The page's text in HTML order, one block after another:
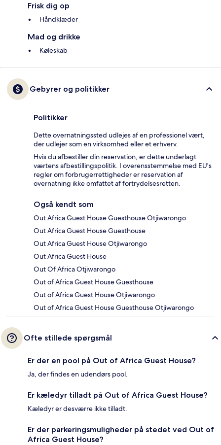
Frisk dig op
Håndklæder
Mad og drikke
Køleskab
Gebyrer og politikker
Politikker
Dette overnatningssted udlejes af en professionel vært,
der udlejer som en virksomhed eller et erhverv.
Hvis du afbestiller din reservation, er dette underlagt
værtens afbestillingspolitik. I overensstemmelse med EU's
regler om forbrugerrettigheder er reservation af
overnatning ikke omfattet af fortrydelsesretten.
Også kendt som
Out Africa Guest House Guesthouse Otjiwarongo
Out Africa Guest House Guesthouse
Out Africa Guest House Otjiwarongo
Out Africa Guest House
Out Of Africa Otjiwarongo
Out of Africa Guest House Guesthouse
Out of Africa Guest House Otjiwarongo
Out of Africa Guest House Guesthouse Otjiwarongo
Ofte stillede spørgsmål
Er der en pool på Out of Africa Guest House?
Ja, der findes en udendørs pool.
Er kæledyr tilladt på Out of Africa Guest House?
Kæledyr er desværre ikke tilladt.
Er der parkeringsmuligheder på stedet ved Out of
Africa Guest House?